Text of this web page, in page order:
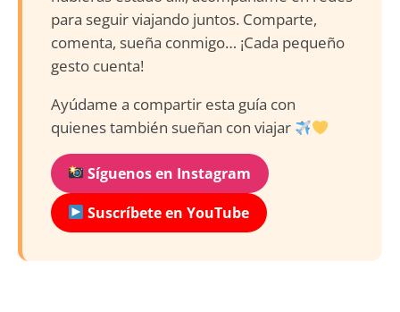
para seguir viajando juntos. Comparte,
comenta, sueña conmigo… ¡Cada pequeño
gesto cuenta!
Ayúdame a compartir esta guía con
quienes también sueñan con viajar
Síguenos en Instagram
Suscríbete en YouTube